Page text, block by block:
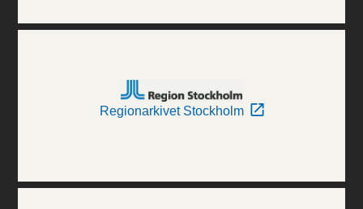
Regionarkivet Stockholm